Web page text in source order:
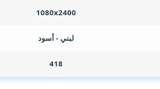
1080x2400
لبني - أسود
418